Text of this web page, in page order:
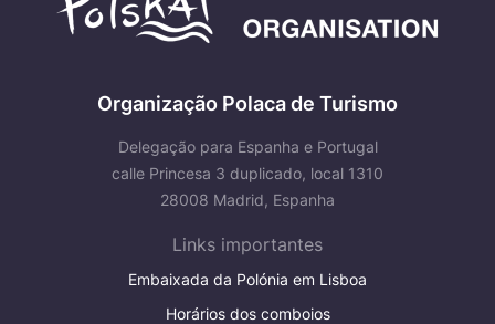
Organização Polaca de Turismo
Delegação para Espanha e Portugal
calle Princesa 3 duplicado, local 1310
28008 Madrid, Espanha
Links importantes
Embaixada da Polónia em Lisboa
Horários dos comboios